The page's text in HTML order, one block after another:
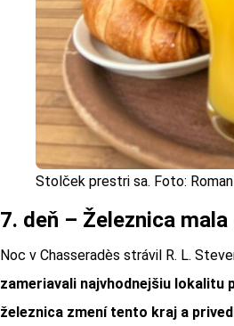
Stolček prestri sa. Foto:
7. deň – Železnica
Noc v Chasseradès strávil R. L.
zameriavali najvhodnejšiu lokalitu
železnica zmení tento kraj a